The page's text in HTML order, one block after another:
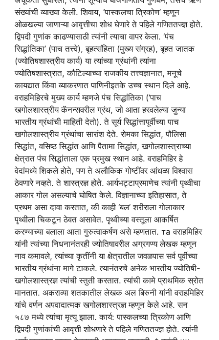
संख्यांची व्याख्या केली. शिवाय, ‘पास्कलचा त्रिकोण’ म्हणून
ओळखल्या जाणाऱ्या आवृत्तीचा शोध घेणारे ते पहिले गणिततज्ज्ञ होते.
द्विपदी गुणांक काढण्यासाठी त्यांनी त्याचा वापर केला. ‘पंच
सिद्धांतिका’ (पाच तत्त्वे), बृहत्संहिता (मुख्य संग्रह), बृहत जातक
(ज्योतिषशास्त्रीय कार्य) या त्यांच्या ग्रंथांनी त्यांना
ज्योतिषशास्त्रात, कौटिल्याच्या राजकीय तत्त्वज्ञानात, मनूचे
कायद्यात किंवा व्याकरणात पाणिनीइतके उच्च स्थान दिले आहे.
वराहमिहिरचे मुख्य कार्य म्हणजे पंच सिद्धांतिका (‘पाच
खगोलशास्त्रीय कॅनन्सवरील ग्रंथ, जो आता हरवलेल्या जुन्या
भारतीय ग्रंथांची माहिती देतो). ते सूर्य सिद्धांत्तापूर्वीच्या पाच
खगोलशास्त्रीय ग्रंथांचा सारांश देते. रोमका सिद्धांत, पौलिसा
सिद्धांत, वसिष्ठ सिद्धांत आणि पैतामा सिद्धांत, खगोलशास्त्राच्या
क्षेत्रात पंच सिद्धांताला एक प्रमुख स्थान आहे. वराहमिहिर हे
वेदांमध्ये शिकले होते, पण ते अलौकिक गोष्टींवर आंधळा विश्वास
ठेवणारे नव्हते. ते शास्त्रज्ञ होते. आर्यभट्टाप्रमाणेच त्यांनी पृथ्वीचा
आकार गोल असल्याचे घोषित केले. विज्ञानाच्या इतिहासात, ते
प्रथम असा दावा करतात, की काही ‘बल’ शरीराला गोलाकार
पृथ्वीला चिकटून ठेवत असावेत. पृथ्वीच्या वस्तूला आकर्षित
करण्याच्या बलाला आता गुरुत्वाकर्षण असे म्हणतात. та वराहमिहिर
यांनी त्यांच्या निधनानंतरही ज्योतिषावरील अग्रगण्य लेखक म्हणून
नाव कमावले, त्यांच्या कृतींनी या क्षेत्रातील जवळपास सर्व पूर्वीच्या
भारतीय ग्रंथांना मागे टाकले. त्यानंतरचे अनेक भारतीय ज्योतिषी-
खगोलशास्त्रज्ञ त्यांची स्तुती करतात. त्यांची कामे प्राथमिक स्रोत
मानतात. अकराव्या शतकातील लेखक अल बिरुनी यांनी वराहमिहिर
यांचे वर्णन अपवादात्मक खगोलशास्त्रज्ञ म्हणून केले आहे. सन
५८७ मध्ये त्यांचा मृत्यू झाला. कार्य: पास्कलच्या त्रिकोण आणि
द्विपदी गुणांकांची आवृत्ती शोधणारे ते पहिले गणिततज्ज्ञ होते. त्यांनी